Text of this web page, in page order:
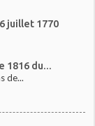
juillet 1770
1816 du...
de...